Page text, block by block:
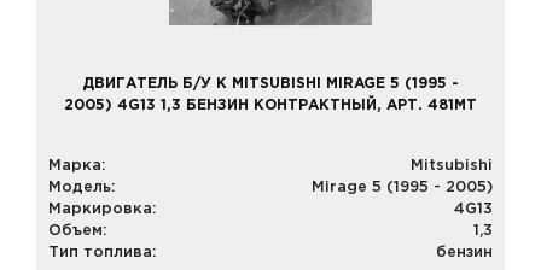
ДВИГАТЕЛЬ Б/У К MITSUBISHI MIRAGE 5 (1995 -
2005) 4G13 1,3 БЕНЗИН КОНТРАКТНЫЙ, АРТ. 481MT
Марка:
Mitsubishi
Модель:
Mirage 5 (1995 - 2005)
Маркировка:
4G13
Объем:
1,3
Тип топлива:
бензин